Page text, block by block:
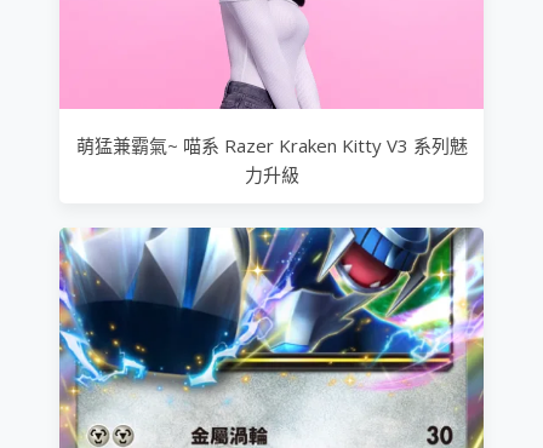
萌猛兼霸氣~ 喵系 Razer Kraken Kitty V3 系列魅
力升級